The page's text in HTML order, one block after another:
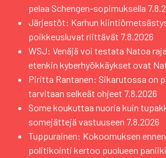
pelaa Schengen-sopimuksella
Järjestöt: Karhun
poikkeusluvat riittävät 7.8.2026
WSJ: Venäjä voi testata Natoa
etenkin kyberhyökkäykset ovat
Piritta Rantanen: Sikarutossa on
tarvitaan selkeät ohjeet 7.8.2026
Some koukuttaa nuoria kuin
somejättejä vastuuseen 7.8.2026
Tuppurainen: Kokoomuksen
politikointi kertoo puolueen